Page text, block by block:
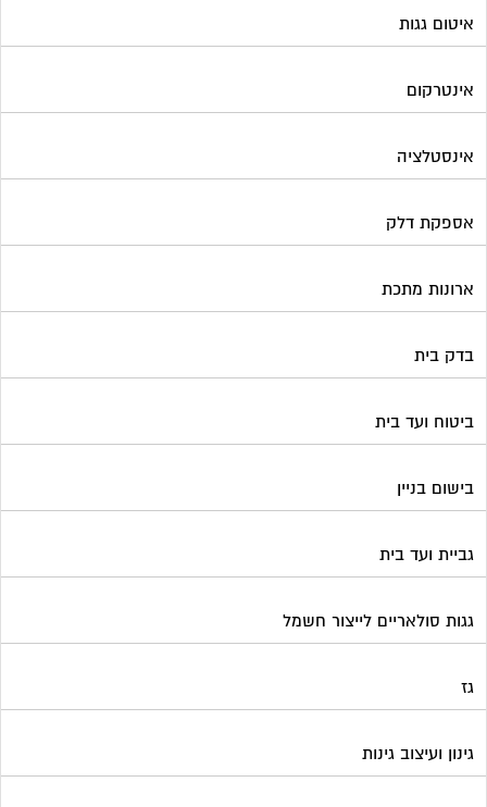
איטום גגות
אינטרקום
אינסטלציה
אספקת דלק
ארונות מתכת
בדק בית
ביטוח ועד בית
בישום בניין
גביית ועד בית
גגות סולאריים לייצור חשמל
גז
גינון ועיצוב גינות